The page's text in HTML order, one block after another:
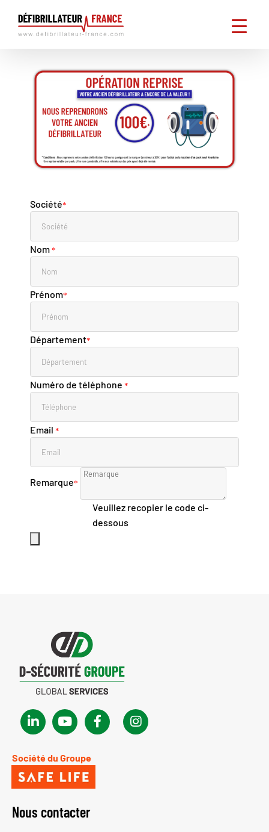
contenu
Société*
Nom *
Prénom*
Département*
Numéro de téléphone *
Email *
Remarque*
Veuillez recopier le code ci-
dessous
Société du Groupe
Nous contacter